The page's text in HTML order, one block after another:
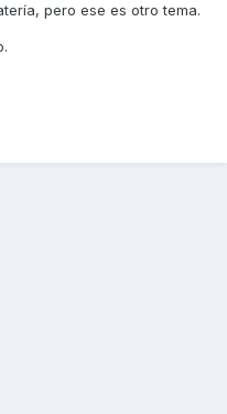
pero ese es otro tema.